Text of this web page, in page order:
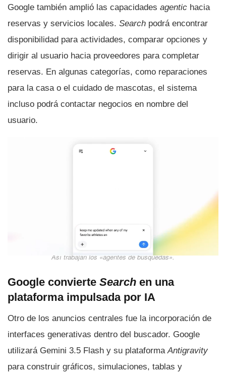
Google también amplió las capacidades agentic hacia
reservas y servicios locales. Search podrá encontrar
disponibilidad para actividades, comparar opciones y
dirigir al usuario hacia proveedores para completar
reservas. En algunas categorías, como reparaciones
para la casa o el cuidado de mascotas, el sistema
incluso podrá contactar negocios en nombre del
usuario.
Así trabajan los «agentes de búsquedas».
Google convierte Search en una
plataforma impulsada por IA
Otro de los anuncios centrales fue la incorporación de
interfaces generativas dentro del buscador. Google
utilizará Gemini 3.5 Flash y su plataforma Antigravity
para construir gráficos, simulaciones, tablas y